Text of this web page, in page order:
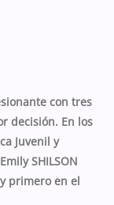
con tres
decisión. En los
Juvenil y
SHILSON
primero en el